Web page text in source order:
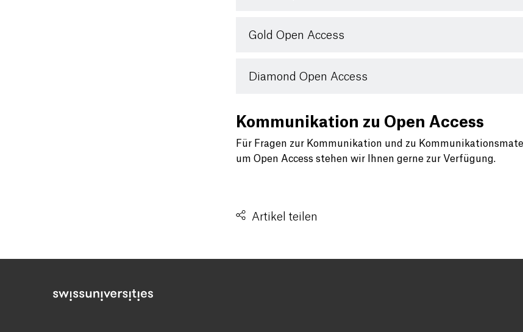
Gold Open Access
Diamond Open Access
Kommunikation zu Open Access
Für Fragen zur Kommunikation und zu
um Open Access stehen wir Ihnen gerne zur Verfügung.
Artikel teilen